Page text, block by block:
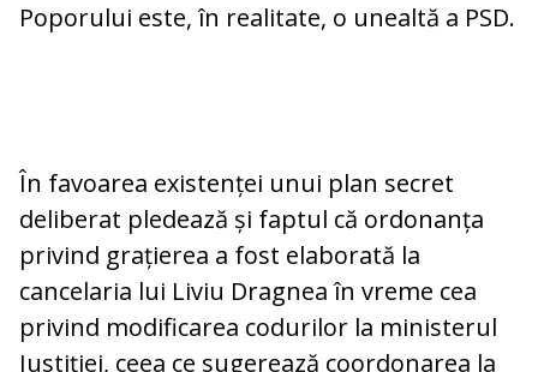
Poporului este, în realitate, o unealtă a PSD.
În favoarea existenței unui plan secret
deliberat pledează și faptul că ordonanța
privind grațierea a fost elaborată la
cancelaria lui Liviu Dragnea în vreme cea
privind modificarea codurilor la ministerul
Justiției, ceea ce sugerează coordonarea la